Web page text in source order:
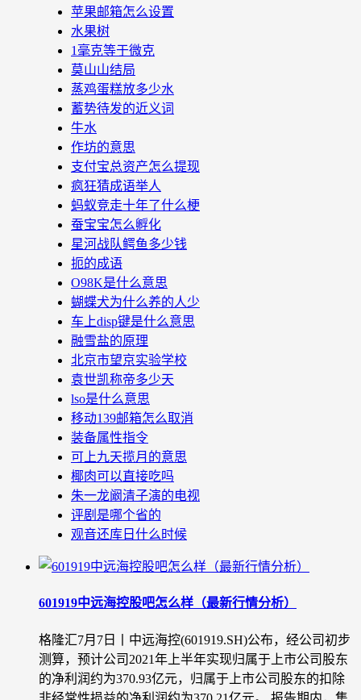
苹果邮箱怎么设置
水果树
1毫克等于微克
莫山山结局
蒸鸡蛋糕放多少水
蓄势待发的近义词
牛水
作坊的意思
支付宝总资产怎么提现
疯狂猜成语举人
蚂蚁竞走十年了什么梗
蚕宝宝怎么孵化
星河战队鳄鱼多少钱
扼的成语
O98K是什么意思
蝴蝶犬为什么养的人少
车上disp键是什么意思
融雪盐的原理
北京市望京实验学校
袁世凯称帝多少天
lso是什么意思
移动139邮箱怎么取消
装备属性指令
可上九天揽月的意思
椰肉可以直接吃吗
朱一龙阚清子演的电视
评剧是哪个省的
观音还库日什么时候
601919中远海控股吧怎么样（最新行情分析）
格隆汇7月7日丨中远海控(601919.SH)公布，经公司初步
测算，预计公司2021年上半年实现归属于上市公司股东
的净利润约为370.93亿元，归属于上市公司股东的扣除